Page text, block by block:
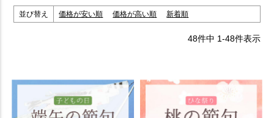
並び替え 価格が安い順 価格が高い順 新着順
48件中 1-48件表示